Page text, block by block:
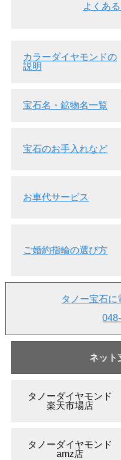
約4.0g (リン
重要なお知らせ
りしております
●在庫を実店舗等と共有
なく変更することがござ
あらかじめご了承下さ
・販売済みのため、価格
・お問い合わせ等につき
気軽にご連絡下さいませ。
よくあ
カラーダイヤモンドの
説明
宝石名・鉱物名一覧
宝石のお手入れなど
お車代サービス
ご婚約指輪の選び方
タノー宝石に
ネット
タノーダイヤモンド
楽天市場店
タノーダイヤモンド
amz店